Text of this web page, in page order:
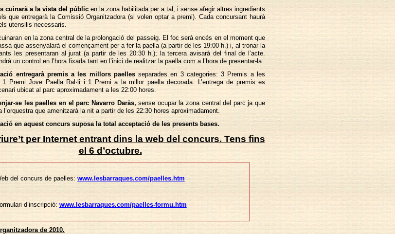
cuinarà a la vista del públic en la zona habilitada per a tal, i sense afegir altres ingredients
que entregarà la Comissió Organitzadora (si volen optar a premi). Cada concursant haurà
utensilis necessaris.
en la zona central de la prolongació del passeig. El foc serà encés en el moment que
que assenyalarà el començament per a fer la paella (a partir de les 19:00 h.) i, al tronar la
les presentaran al jurat (a partir de les 20:30 h.); la tercera avisarà del final de l’acte.
un control en l’hora fixada tant en l’inici de realitzar la paella com a l’hora de presentar-la.
entregarà premis a les millors paellesseparades en 3 categories: 3 Premis a les
1 Premi Jove Paella Ral·li i 1 Premi a la millor paella decorada. L’entrega de premis es
ubicat al parc aproximadament a les 22:00 hores.
se les paelles en el parc Navarro Daràs, sense ocupar la zona central del parc ja que
l’orquestra que amenitzarà la nit a partir de les 22:30 hores aproximadament.
en aquest concurs suposa la total acceptació de les presents bases.
per Internet entrant dins la web del concurs. Tens fins
el 6 d’octubre.
del concurs de paelles: www.lesbarraques.com/paelles.htm
d’inscripció: www.lesbarraques.com/paelles-formu.htm
de 2010.